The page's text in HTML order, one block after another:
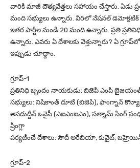
వారికి మాజీ దౌత్యవేత్తలు సహాయం చేస్తారు. ఏడు
మంది సభ్యులు ఉన్నారు. వీరిలో నేషనల్
ఇతర పార్టీల నుండి 20 మంది ఉన్నారు. ప్రతి
ఉన్నారు. ఎవరు ఏ దేశాలకు వెళ్తున్నారు? ఏ
ఇప్పుడు చూద్దాం.
గ్రూప్‌-1
ప్రతినిధి బృందం నాయకుడు: బిజెపి ఎంపి
సభ్యులు: నిషికాంత్ దూబే (బిజెపి), ఫాంగ్నాన్
అసదుద్దీన్ ఒవైసీ (ఎఐఎంఐఎం), సత్నామ్ సింగ్
ష్రింగ్లా
పర్యటించే దేశాలు: సౌదీ అరేబియా, కువైట్,
గ్రూప్-2